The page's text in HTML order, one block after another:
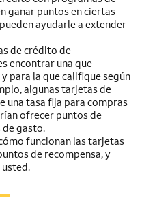
ganar puntos en ciertas
ayudarle a extender
de crédito de
encontrar una que
para la que califique según
algunas tarjetas de
una tasa fija para compras
ofrecer puntos de
gasto.
funcionan las tarjetas
de recompensa, y